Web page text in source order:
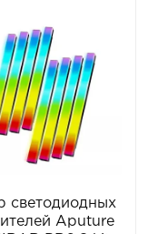
светодиодных
Aputure